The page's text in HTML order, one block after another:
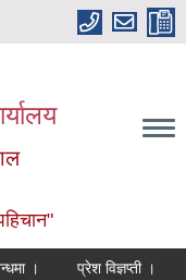
। प्रेश विज्ञप्ती ।